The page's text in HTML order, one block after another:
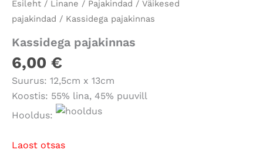
Esileht / Linane / Pajakindad / Väikesed
pajakindad / Kassidega pajakinnas
Kassidega pajakinnas
6,00 €
Suurus: 12,5cm x 13cm
Koostis: 55% lina, 45% puuvill
Hooldus:
Laost otsas